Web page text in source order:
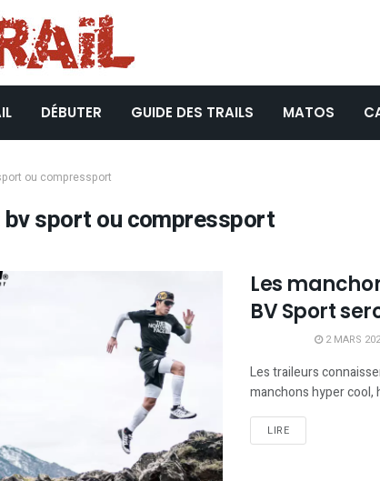
DÉBUTER GUIDE DES TRAILS MATOS
ou compressport
bv sport ou compressport
Les
BV Sport
2 MARS
Les traileurs
manchons hyper cool,
LIRE